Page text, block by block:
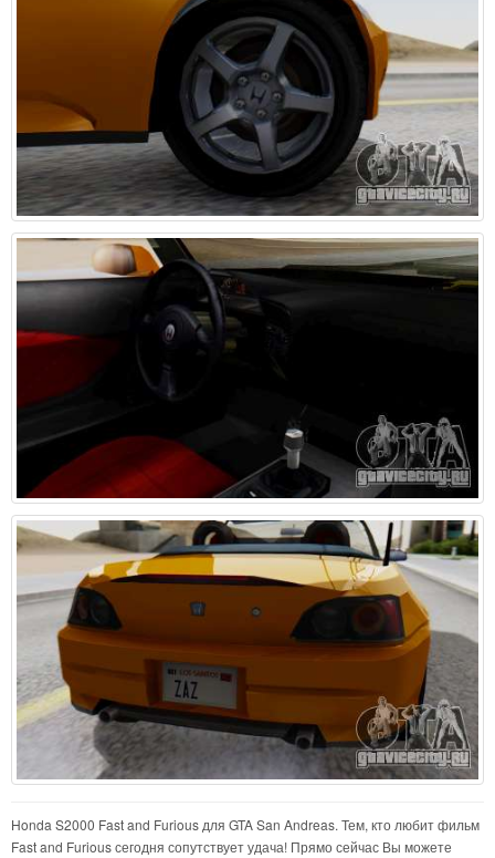
Honda S2000 Fast and Furious для GTA San Andreas. Тем, кто любит фильм
Fast and Furious сегодня сопутствует удача! Прямо сейчас Вы можете